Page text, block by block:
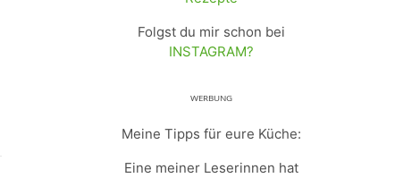
Folgst du mir schon bei
INSTAGRAM?
ᵂᴱᴿᴮᵁᴺᴳ
Meine Tipps für eure Küche:
Eine meiner Leserinnen hat